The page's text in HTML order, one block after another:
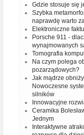
Gdzie stosuje się
Szybka
naprawdę warto
Elektroniczne
Porsche 911 -
wynajmowanych
Tomografia
Na czym polega
pozarządowych?
Jak mądrze
Nowoczesne
silników
Innowacyjne
Ceramika
Jednym
Interaktywne